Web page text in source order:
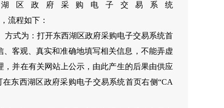
区政府采购电子交易系统
流程如下：
式为：打开东西湖区政府采购电子交易系统首
客观、真实和准确地填写相关信息，不能弄虚
并在有关网站上公示，由此产生的后果由供应
东西湖区政府采购电子交易系统首页右侧“CA